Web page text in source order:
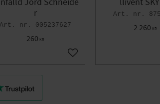
Jord Schneide
r
005237627
260 KR
Lägg till i favoriter
llivent
2 260 KR